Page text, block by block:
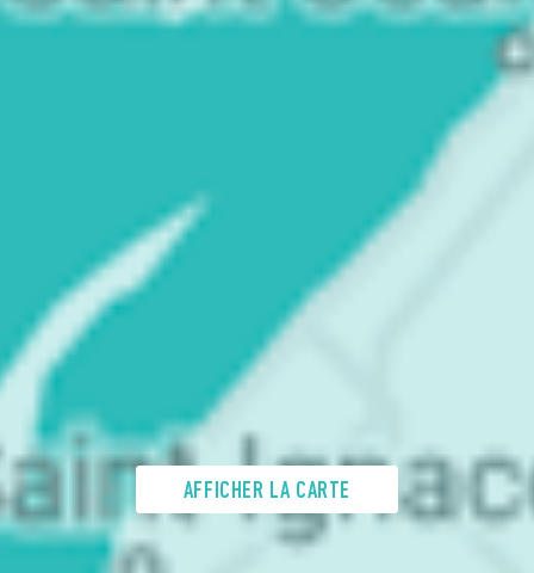
AFFICHER LA CARTE